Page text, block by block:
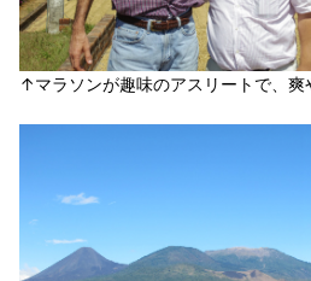
↑マラソンが趣味のアスリートで、爽